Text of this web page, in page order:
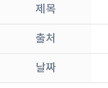
제목
출처
날짜